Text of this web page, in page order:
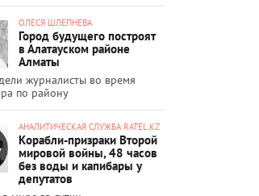
ОЛЕСЯ ШЛЕПНЕВА
Город будущего построят
в Алатауском районе
Алматы
журналисты во время
по району
АНАЛИТИЧЕСКАЯ СЛУЖБА RATEL.KZ
Корабли-призраки Второй
мировой войны, 48 часов
без воды и капибары у
депутатов